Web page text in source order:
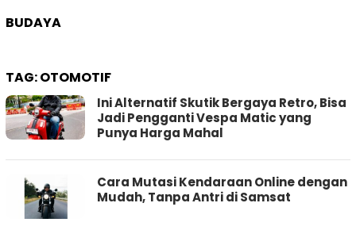
BUDAYA
TAG:OTOMOTIF
Ini Alternatif Skutik Bergaya Retro, Bisa
Jadi Pengganti Vespa Matic yang
Punya Harga Mahal
Cara Mutasi Kendaraan Online dengan
Mudah, Tanpa Antri di Samsat